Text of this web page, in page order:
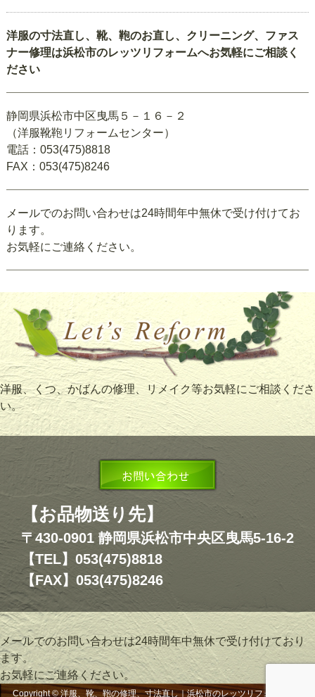
洋服の寸法直し、靴、鞄のお直し、クリーニング、ファス
ナー修理は浜松市のレッツリフォームへお気軽にご相談く
ださい
静岡県浜松市中区曳馬５－１６－２
（洋服靴鞄リフォームセンター）
電話：053(475)8818
FAX：053(475)8246
メールでのお問い合わせは24時間年中無休で受け付けてお
ります。
お気軽にご連絡ください。
洋服、くつ、かばんの修理、リメイク等お気軽にご相談くださ
い。
【お品物送り先】
〒430-0901 静岡県浜松市中央区曳馬5-16-2
【TEL】053(475)8818
【FAX】053(475)8246
メールでのお問い合わせは24時間年中無休で受け付けており
ます。
お気軽にご連絡ください。
Copyright © 洋服、靴、鞄の修理、寸法直し｜浜松市のレッツリフォーム, All